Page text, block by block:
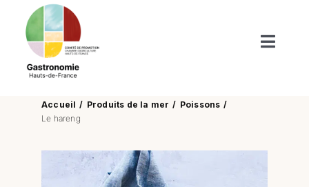
contenu
Produits du terroir
Boutiques de nos terroirs
Accueil Produits de la mer
Poissons
Le hareng